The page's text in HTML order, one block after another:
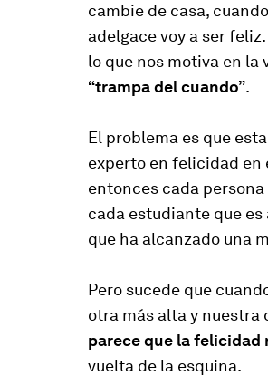
cambie de casa,
adelgace voy a ser
lo que nos motiva en la
“trampa del cuando”.
El problema es que
experto en felicidad en
entonces cada
cada estudiante que
que ha alcanzado una
Pero sucede que
otra más alta y nuestra
parece que la felicidad
vuelta de la esquina.